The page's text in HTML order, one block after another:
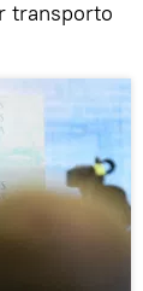
transporto